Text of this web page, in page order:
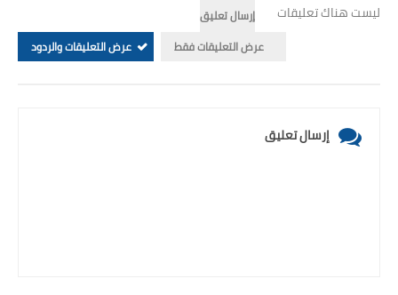
ليست هناك تعليقات
إرسال تعليق
عرض التعليقات فقط
عرض التعليقات والردود
إرسال تعليق